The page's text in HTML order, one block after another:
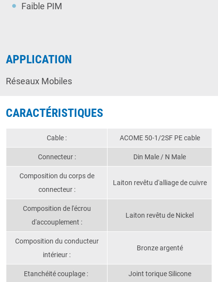
Faible PIM
APPLICATION
Réseaux Mobiles
CARACTÉRISTIQUES
Cable : ACOME 50-1/2SF PE cable
Connecteur : Din Male / N Male
Composition du corps de
connecteur :
Laiton revêtu d'alliage de cuivre
Composition de l'écrou
d'accouplement :
Laiton revêtu de Nickel
Composition du conducteur
intérieur :
Bronze argenté
Etanchéité couplage : Joint torique Silicone